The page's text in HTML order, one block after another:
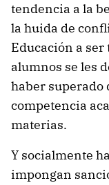
tendencia a la
la huida de
Educación a
alumnos se les
haber superado
competencia
materias.
Y socialmente
impongan